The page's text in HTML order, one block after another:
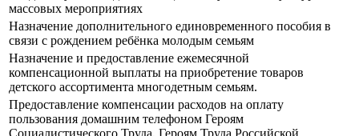
массовых мероприятиях
Назначение дополнительного единовременного пособия в
связи с рождением ребёнка молодым семьям
Назначение и предоставление ежемесячной
компенсационной выплаты на приобретение товаров
детского ассортимента многодетным семьям.
Предоставление компенсации расходов на оплату
пользования домашним телефоном Героям
Социалистического Труда, Героям Труда Российской